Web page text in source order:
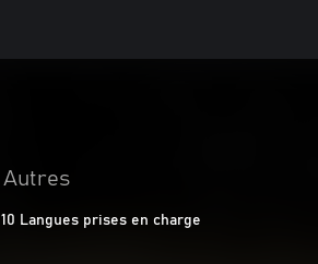
Autres
10 Langues prises en charge